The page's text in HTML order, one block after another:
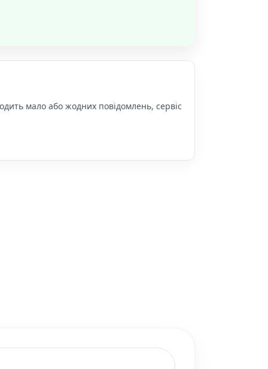
мало або жодних повідомлень, сервіс